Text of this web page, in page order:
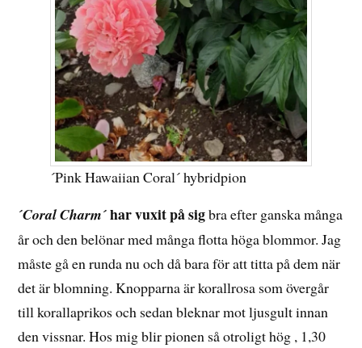
´Pink Hawaiian Coral´ hybridpion
´Coral Charm´har vuxit på sigbra efter ganska många
år och den belönar med många flotta höga blommor. Jag
måste gå en runda nu och då bara för att titta på dem när
det är blomning. Knopparna är korallrosa som övergår
till korallaprikos och sedan bleknar mot ljusgult innan
den vissnar. Hos mig blir pionen så otroligt hög , 1,30